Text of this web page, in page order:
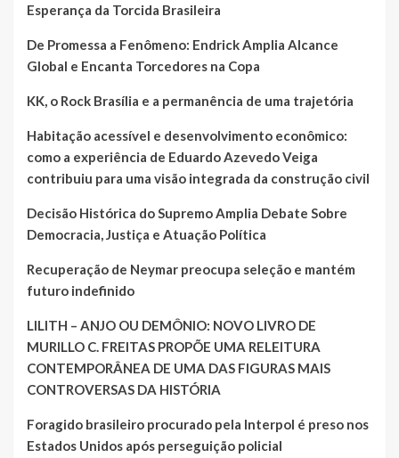
Esperança da Torcida Brasileira
De Promessa a Fenômeno: Endrick Amplia Alcance
Global e Encanta Torcedores na Copa
KK, o Rock Brasília e a permanência de uma trajetória
Habitação acessível e desenvolvimento econômico:
como a experiência de Eduardo Azevedo Veiga
contribuiu para uma visão integrada da construção civil
Decisão Histórica do Supremo Amplia Debate Sobre
Democracia, Justiça e Atuação Política
Recuperação de Neymar preocupa seleção e mantém
futuro indefinido
LILITH – ANJO OU DEMÔNIO: NOVO LIVRO DE
MURILLO C. FREITAS PROPÕE UMA RELEITURA
CONTEMPORÂNEA DE UMA DAS FIGURAS MAIS
CONTROVERSAS DA HISTÓRIA
Foragido brasileiro procurado pela Interpol é preso nos
Estados Unidos após perseguição policial